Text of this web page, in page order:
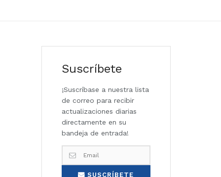
Suscríbete
¡Suscríbase a nuestra lista
de correo para recibir
actualizaciones diarias
directamente en su
bandeja de entrada!
SUSCRÍBETE